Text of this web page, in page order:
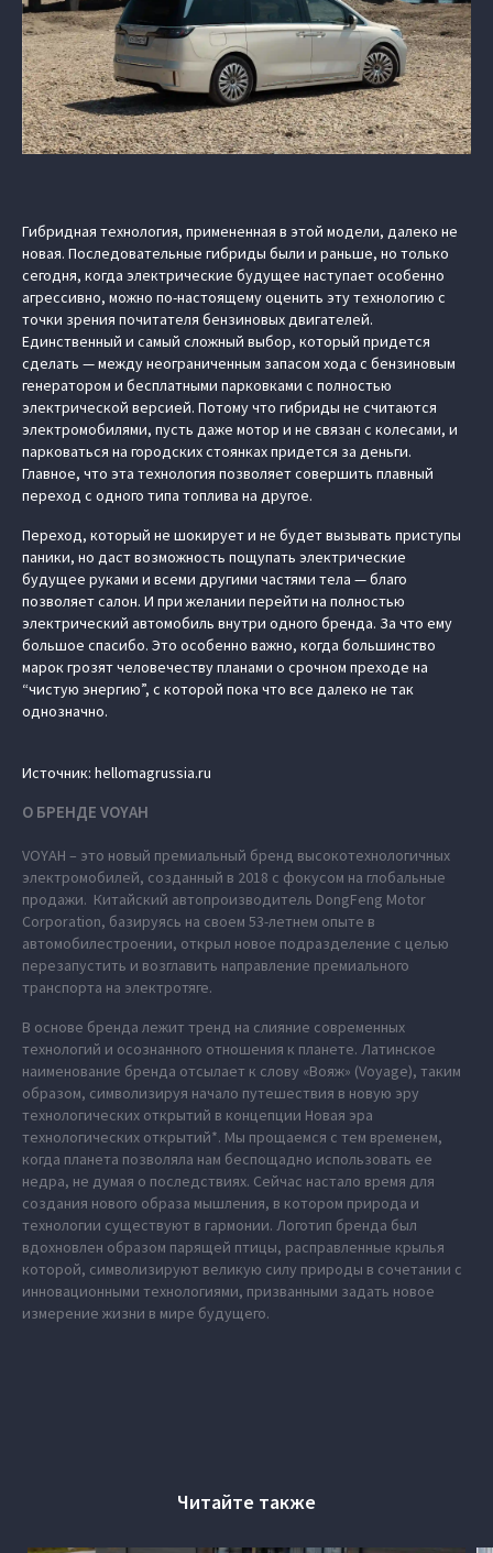
Гибридная технология, примененная в этой модели, далеко не
новая. Последовательные гибриды были и раньше, но только
сегодня, когда электрические будущее наступает особенно
агрессивно, можно по-настоящему оценить эту технологию с
точки зрения почитателя бензиновых двигателей.
Единственный и самый сложный выбор, который придется
сделать — между неограниченным запасом хода с бензиновым
генератором и бесплатными парковками с полностью
электрической версией. Потому что гибриды не считаются
электромобилями, пусть даже мотор и не связан с колесами, и
парковаться на городских стоянках придется за деньги.
Главное, что эта технология позволяет совершить плавный
переход с одного типа топлива на другое.
Переход, который не шокирует и не будет вызывать приступы
паники, но даст возможность пощупать электрические
будущее руками и всеми другими частями тела — благо
позволяет салон. И при желании перейти на полностью
электрический автомобиль внутри одного бренда. За что ему
большое спасибо. Это особенно важно, когда большинство
марок грозят человечеству планами о срочном преходе на
“чистую энергию”, с которой пока что все далеко не так
однозначно.
Источник: hellomagrussia.ru
О БРЕНДЕ VOYAH
VOYAH – это новый премиальный бренд высокотехнологичных
электромобилей, созданный в 2018 с фокусом на глобальные
продажи. Китайский автопроизводитель DongFeng Motor
Corporation, базируясь на своем 53-летнем опыте в
автомобилестроении, открыл новое подразделение с целью
перезапустить и возглавить направление премиального
транспорта на электротяге.
В основе бренда лежит тренд на слияние современных
технологий и осознанного отношения к планете. Латинское
наименование бренда отсылает к слову «Вояж» (Voyage), таким
образом, символизируя начало путешествия в новую эру
технологических открытий в концепции Новая эра
технологических открытий*. Мы прощаемся с тем временем,
когда планета позволяла нам беспощадно использовать ее
недра, не думая о последствиях. Сейчас настало время для
создания нового образа мышления, в котором природа и
технологии существуют в гармонии. Логотип бренда был
вдохновлен образом парящей птицы, расправленные крылья
которой, символизируют великую силу природы в сочетании с
инновационными технологиями, призванными задать новое
измерение жизни в мире будущего.
Читайте также